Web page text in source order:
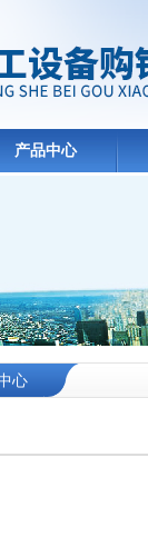
产品中心
心